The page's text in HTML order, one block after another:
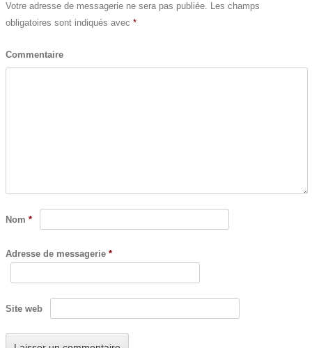
Votre adresse de messagerie ne sera pas publiée. Les champs
obligatoires sont indiqués avec *
Commentaire
Nom *
Adresse de messagerie *
Site web